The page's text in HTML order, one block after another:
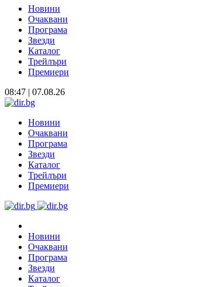
Новини
Очаквани
Програма
Звезди
Каталог
Трейлъри
Премиери
08:47 | 07.08.26
Новини
Очаквани
Програма
Звезди
Каталог
Трейлъри
Премиери
Новини
Очаквани
Програма
Звезди
Каталог